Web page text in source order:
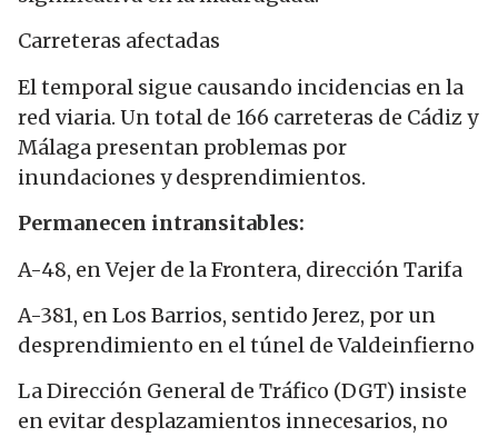
Carreteras afectadas
El temporal sigue causando incidencias en la
red viaria. Un total de 166 carreteras de Cádiz y
Málaga presentan problemas por
inundaciones y desprendimientos.
Permanecen intransitables:
A-48, en Vejer de la Frontera, dirección Tarifa
A-381, en Los Barrios, sentido Jerez, por un
desprendimiento en el túnel de Valdeinfierno
La Dirección General de Tráfico (DGT) insiste
en evitar desplazamientos innecesarios, no